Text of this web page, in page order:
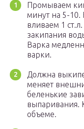
Промываем
минут на 5-10.
вливаем 1
закипания
Варка
варки.
Должна
меняет
беленькие
выпаривания.
объеме.